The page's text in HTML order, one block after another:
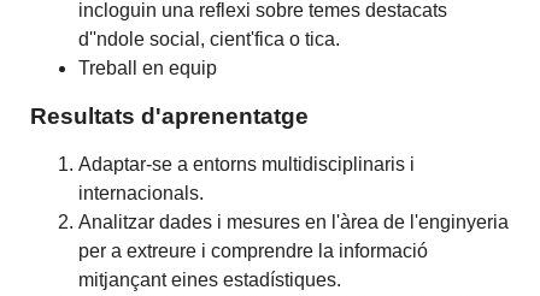
incloguin una reflexi sobre temes destacats
d''ndole social, cient'fica o tica.
Treball en equip
Resultats d'aprenentatge
Adaptar-se a entorns multidisciplinaris i
internacionals.
Analitzar dades i mesures en l'àrea de l'enginyeria
per a extreure i comprendre la informació
mitjançant eines estadístiques.